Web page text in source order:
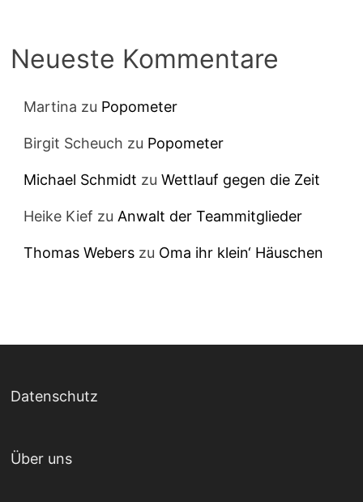
Neueste Kommentare
Martina zu Popometer
Birgit Scheuch zu Popometer
Michael Schmidt zuWettlauf gegen die Zeit
Heike Kief zuAnwalt der Teammitglieder
Thomas Webers zu Oma ihr klein‘ Häuschen
Datenschutz
Über uns